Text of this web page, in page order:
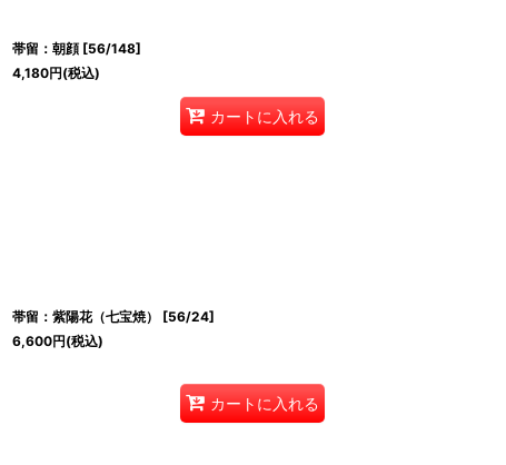
帯留：朝顔 [56/148]
4,180円(税込)
カートに入れる
帯留：紫陽花（七宝焼） [56/24]
6,600円(税込)
カートに入れる